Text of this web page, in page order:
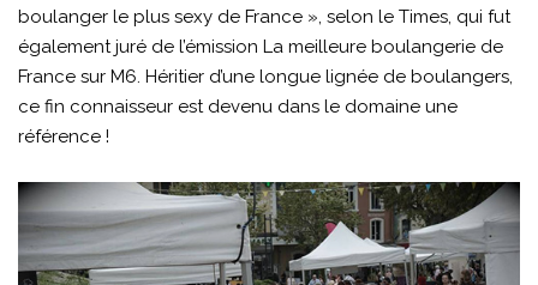
boulanger le plus sexy de France », selon le Times, qui fut
également juré de l’émission La meilleure boulangerie de
France sur M6. Héritier d’une longue lignée de boulangers,
ce fin connaisseur est devenu dans le domaine une
référence !